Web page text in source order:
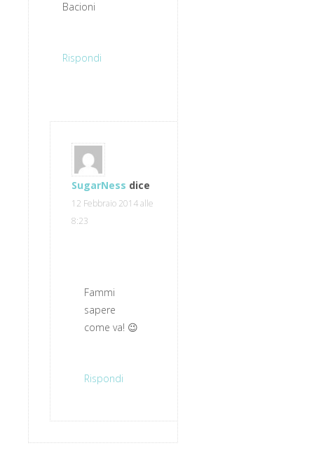
Bacioni
Rispondi
SugarNess dice
12 Febbraio 2014 alle
8:23
Fammi
sapere
come va! 😉
Rispondi